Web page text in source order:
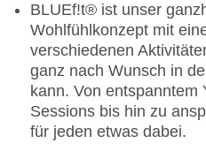
Restaurant „Culinarium
inklusive)“: Küche:
mediterran, regional,
Gebühr, à la carte,
notwendig, gegen
täglich, angemessene
Bars & mehr: 3
BLUEf!t® ist unser
Wohlfühlkonzept mit
verschiedenen
ganz nach Wunsch in
kann. Von entspanntem
Sessions bis hin zu
für jeden etwas dabei.